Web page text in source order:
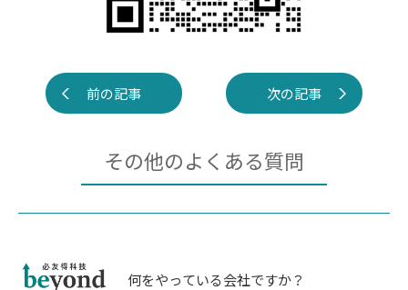
前の記事 次の記事
その他のよくある質問
何をやっている会社ですか？